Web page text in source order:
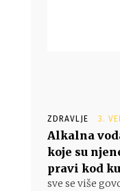
ZDRAVLJE 3.
Alkalna
koje su
pravi kod
sve se više